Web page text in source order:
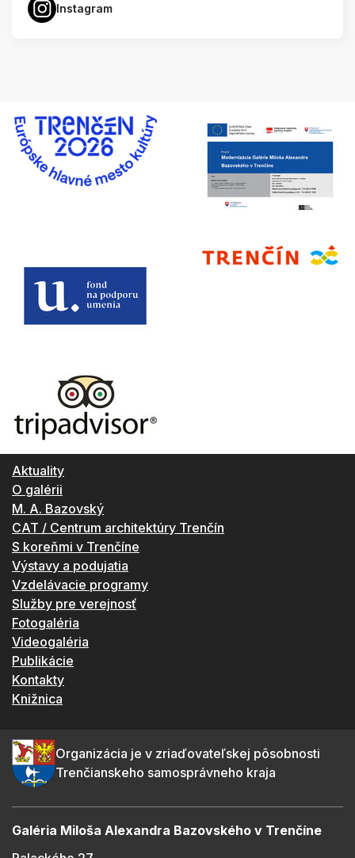
Instagram
Aktuality
O galérii
M. A. Bazovský
CAT / Centrum architektúry Trenčín
S koreňmi v Trenčíne
Výstavy a podujatia
Vzdelávacie programy
Služby pre verejnosť
Fotogaléria
Videogaléria
Publikácie
Kontakty
Knižnica
Organizácia je v zriaďovateľskej pôsobnosti
Trenčianskeho samosprávneho kraja
Galéria Miloša Alexandra Bazovského v Trenčíne